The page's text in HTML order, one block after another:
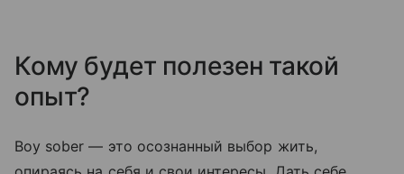
Кому будет полезен такой
опыт?
Boy sober — это осознанный выбор жить,